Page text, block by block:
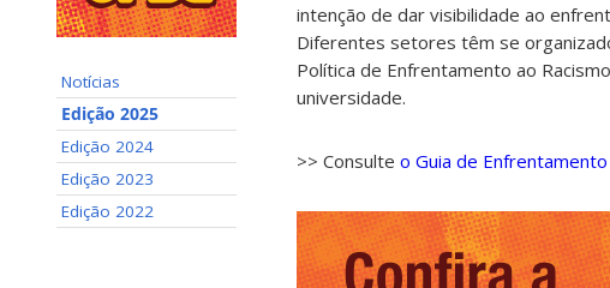
Notícias
Edição 2025
Edição 2024
Edição 2023
Edição 2022
intenção de dar visibilidade ao
Diferentes setores têm se
Política de Enfrentamento ao
universidade.
>> Consulte o Guia de